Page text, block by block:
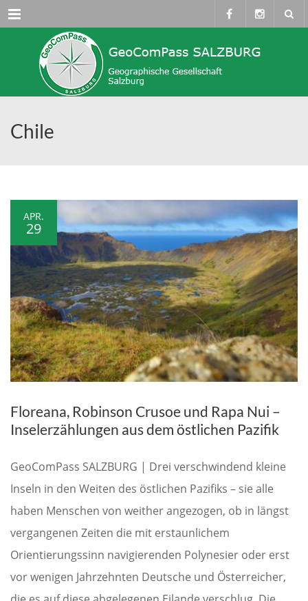
Menü
Chile
APR.
29
Floreana, Robinson Crusoe und Rapa Nui –
Inselerzählungen aus dem östlichen Pazifik
GeoComPass SALZBURG | Drei verschwindend kleine
Inseln in den Weiten des östlichen Pazifiks – sie alle
haben Menschen von weither angezogen, ob in längst
vergangenen Zeiten die mit erstaunlichem
Orientierungssinn navigierenden Polynesier oder erst
vor wenigen Jahrzehnten Deutsche und Österreicher,